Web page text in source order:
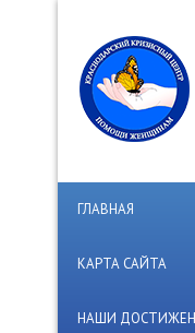
ГЛАВНАЯ
КАРТА САЙТА
НАШИ